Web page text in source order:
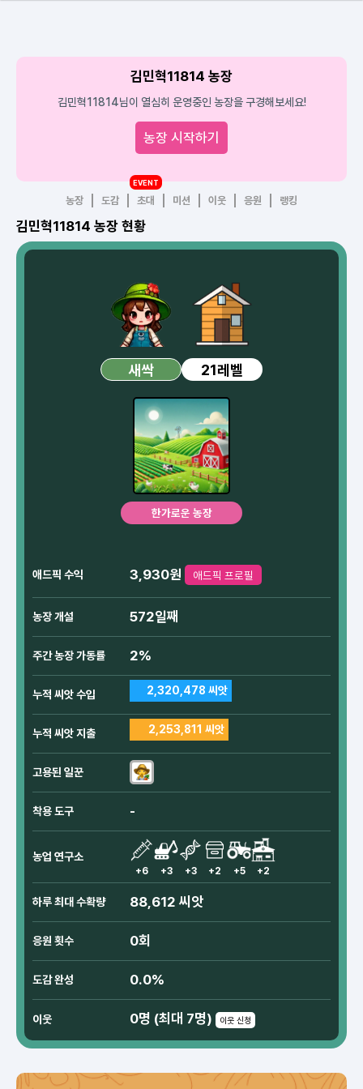
김민혁11814 농장
김민혁11814님이 열심히 운영중인 농장을 구경해보세요!
농장 시작하기
농장 도감 초대
EVENT
미션 이웃 응원 랭킹
김민혁11814 농장 현황
새싹 21레벨
한가로운 농장
애드픽 수익 3,930원 애드픽 프로필
농장 개설 572일째
주간 농장 가동률 2%
누적 씨앗 수입 2,320,478 씨앗
누적 씨앗 지출 2,253,811 씨앗
고용된 일꾼
착용 도구 -
농업 연구소
+6 +3 +3 +2 +5 +2
하루 최대 수확량 88,612 씨앗
응원 횟수 0회
도감 완성 0.0%
이웃 0명 (최대 7명) 이웃 신청